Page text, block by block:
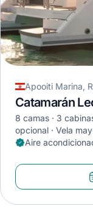
Apooiti Marina,
Catamarán
8 camas 3
opcional
Vela
Aire